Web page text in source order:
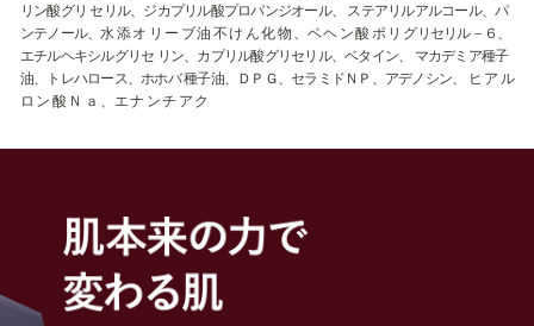
リン酸グリ セリル、ジカプリル酸プロパンジオール、 ステアリルアルコール、パ
ンテノール、水 添 オ リ ー ブ 油 不 け ん 化 物 、ベ ヘ ン 酸 ポ リ グリセリル－６、
エチルヘキシルグリセ リン、カプリル酸グリセリル、ベタイン、 マカデミア種子
油、トレハロース、ホホバ 種子油、ＤＰＧ、セラミドＮＰ、アデノシン、 ヒ ア ル
ロ ン 酸 Ｎ ａ 、エ ナ ン チ ア ク